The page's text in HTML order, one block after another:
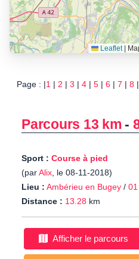
Leaflet
Page : |1 | 2 | 3 | 4 | 5 | 6 | 7 | 8 |
Parcours 13 km -
Sport : Course à pied
(parAlix, le 08-11-2018)
Lieu : Ambérieu en Bugey / 01
Distance : 13.28 km
Afficher le parcours